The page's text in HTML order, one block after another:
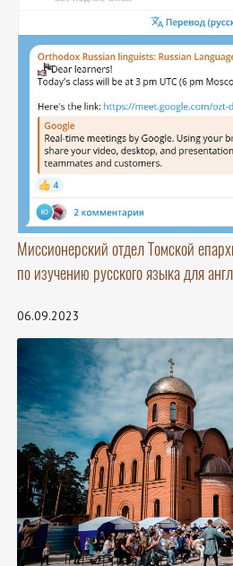
Миссионерский отдел Томской
по изучению русского языка для
06.09.2023